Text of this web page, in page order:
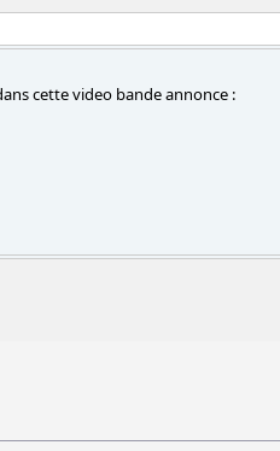
cette video bande annonce :